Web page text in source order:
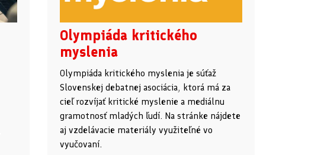
Olympiáda kritického
myslenia
Olympiáda kritického myslenia je súťaž
Slovenskej debatnej asociácia, ktorá má za
cieľ rozvíjať kritické myslenie a mediálnu
gramotnosť mladých ľudí. Na stránke nájdete
aj vzdelávacie materiály využiteľné vo
vyučovaní.